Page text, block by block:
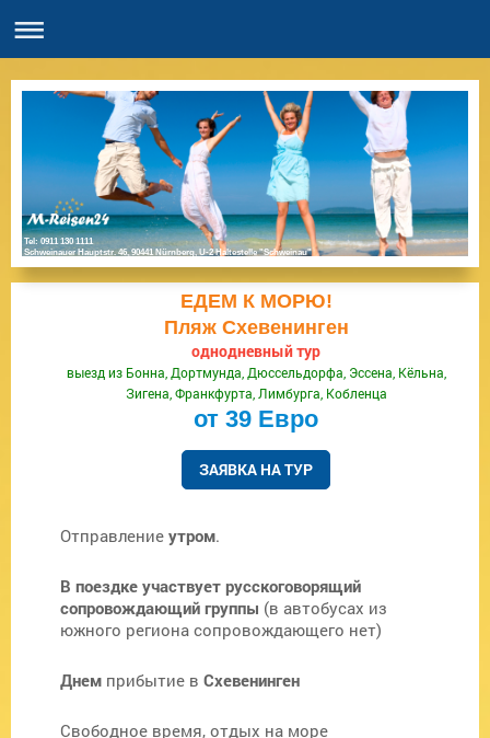
Tel: 0911 130 1111
Schweinauer Hauptstr. 46, 90441 Nürnberg, U-2 Haltestelle "Schweinau"
ЕДЕМ К МОРЮ!
Пляж Схевенинген
однодневный тур
выезд из Бонна, Дортмунда, Дюссельдорфа, Эссена, Кёльна,
Зигена, Франкфурта, Лимбурга, Кобленца
от 39 Евро
ЗАЯВКА НА ТУР
Отправление утром.
В поездке участвует русскоговорящий
сопровождающий группы (в автобусах из
южного региона сопровождающего нет)
Днем прибытие в Схевенинген
Свободное время, отдых на море